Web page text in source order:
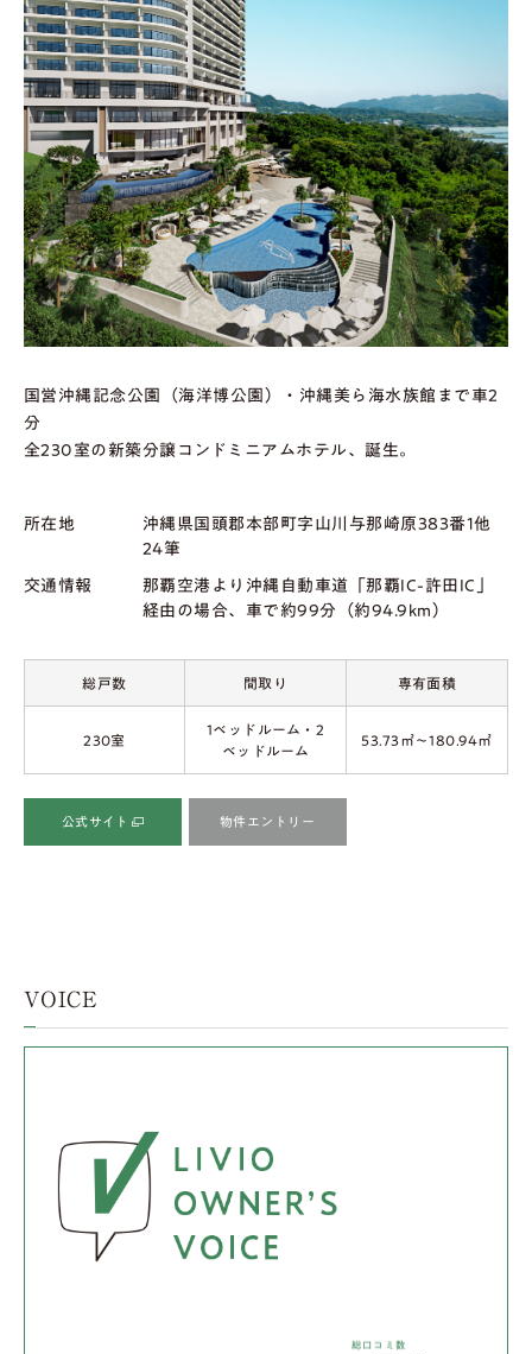
国営沖縄記念公園（海洋博公園）・ 沖縄美ら海水族館 まで 車2
分
全230室の新築分譲コンドミニアムホテル、誕生。
所在地
沖縄県国頭郡本部町字山川与那崎原383番1他
24筆
交通情報
那覇空港より沖縄自動車道「那覇IC-許田IC」
経由の場合、車で約99分（約94.9km）
総戸数 間取り 専有面積
230室
1ベッドルーム・2
ベッドルーム
53.73㎡～180.94㎡
公式サイト 物件エントリー
VOICE
総口コミ数